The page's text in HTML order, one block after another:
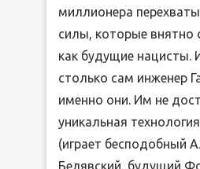
миллионера
силы, которые внятно
как будущие нацисты.
столько сам инженер
именно они. Им не
уникальная
(играет бесподобный
Белявский, будущий